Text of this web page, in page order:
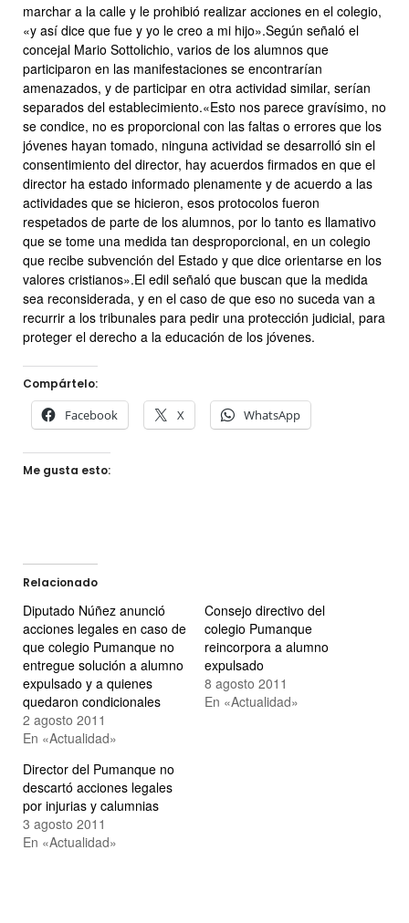
marchar a la calle y le prohibió realizar acciones en el colegio,
«y así dice que fue y yo le creo a mi hijo».Según señaló el
concejal Mario Sottolichio, varios de los alumnos que
participaron en las manifestaciones se encontrarían
amenazados, y de participar en otra actividad similar, serían
separados del establecimiento.«Esto nos parece gravísimo, no
se condice, no es proporcional con las faltas o errores que los
jóvenes hayan tomado, ninguna actividad se desarrolló sin el
consentimiento del director, hay acuerdos firmados en que el
director ha estado informado plenamente y de acuerdo a las
actividades que se hicieron, esos protocolos fueron
respetados de parte de los alumnos, por lo tanto es llamativo
que se tome una medida tan desproporcional, en un colegio
que recibe subvención del Estado y que dice orientarse en los
valores cristianos».El edil señaló que buscan que la medida
sea reconsiderada, y en el caso de que eso no suceda van a
recurrir a los tribunales para pedir una protección judicial, para
proteger el derecho a la educación de los jóvenes.
Compártelo:
Facebook X WhatsApp
Me gusta esto:
Relacionado
Diputado Núñez anunció
acciones legales en caso de
que colegio Pumanque no
entregue solución a alumno
expulsado y a quienes
quedaron condicionales
2 agosto 2011
En «Actualidad»
Consejo directivo del
colegio Pumanque
reincorpora a alumno
expulsado
8 agosto 2011
En «Actualidad»
Director del Pumanque no
descartó acciones legales
por injurias y calumnias
3 agosto 2011
En «Actualidad»